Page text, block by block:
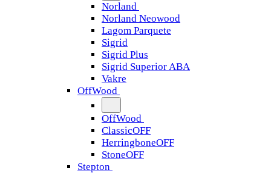
Norland
Norland Neowood
Lagom Parquete
Sigrid
Sigrid Plus
Sigrid Superior ABA
Vakre
OffWood
OffWood
ClassicOFF
HerringboneOFF
StoneOFF
Stepton